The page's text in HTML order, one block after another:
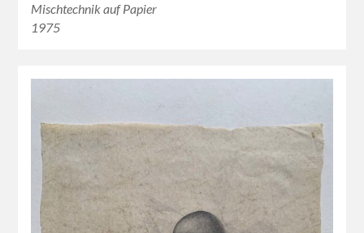
Mischtechnik auf Papier
1975